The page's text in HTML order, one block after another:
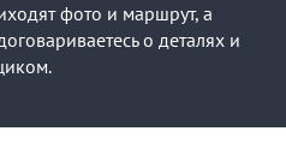
фото и маршрут, а
о деталях и